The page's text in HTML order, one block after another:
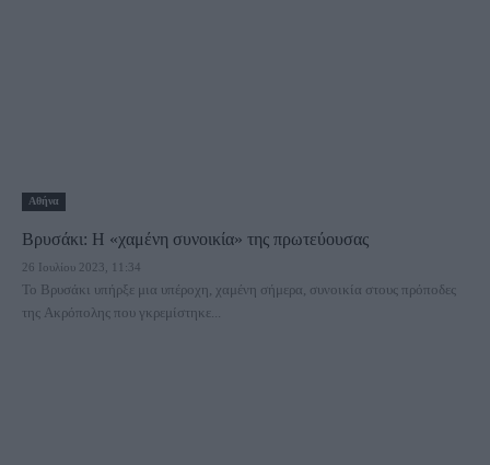
Αθήνα
Βρυσάκι: H «χαμένη συνοικία» της πρωτεύουσας
26 Ιουλίου 2023, 11:34
Το Βρυσάκι υπήρξε μια υπέροχη, χαμένη σήμερα, συνοικία στους πρόποδες
της Ακρόπολης που γκρεμίστηκε...